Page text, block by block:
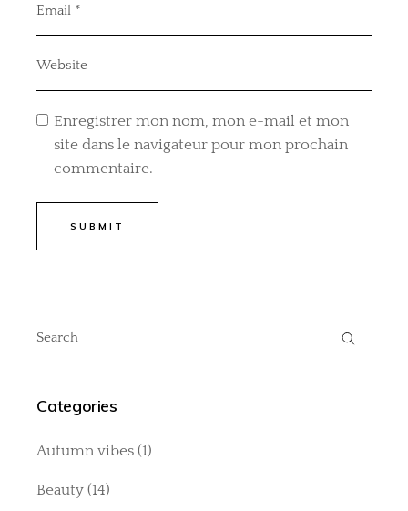
Enregistrer mon nom, mon e-mail et mon
site dans le navigateur pour mon prochain
commentaire.
SUBMIT
Categories
Autumn vibes (1)
Beauty (14)